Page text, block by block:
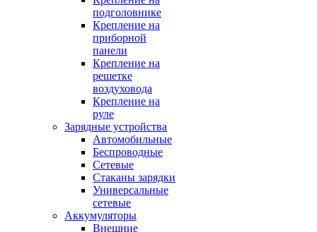
подголовнике
Крепление на
приборной
панели
Крепление на
решетке
воздуховода
Крепление на
руле
Зарядные устройства
Автомобильные
Беспроводные
Сетевые
Стаканы зарядки
Универсальные
сетевые
Аккумуляторы
Внешние